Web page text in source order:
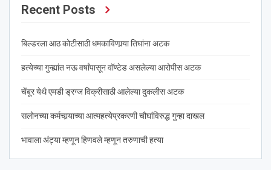
Recent Posts
बिल्डरला आठ कोटीसाठी धमकाविणार्‍या तिघांना अटक
हत्येच्या गुन्ह्यांत नऊ वर्षांपासून वॉण्टेड असलेल्या आरोपीस अटक
चेंबूर येथै एमडी ड्रग्ज विक्रीसाठी आलेल्या दुकलीस अटक
सलोनच्या कर्मचार्‍याच्या आत्महत्येप्रकरणी चौघांविरुद्ध गुन्हा दाखल
भावाला अंट्या म्हणून हिणवले म्हणून तरुणाची हत्या